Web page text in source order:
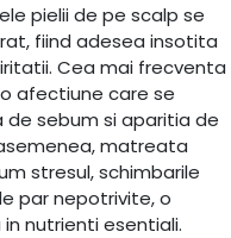
pielii de pe scalp se
fiind adesea insotita
Cea mai frecventa
afectiune care se
sebum si aparitia de
matreata
stresul, schimbarile
par nepotrivite, o
nutrienti esentiali.